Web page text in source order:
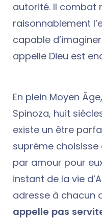
autorité. Il combat
raisonnablement
capable
appelle Dieu est
En plein Moyen
Spinoza, huit
existe un être
suprême
par amour pour
instant de la vie
adresse à chacun
appelle pas